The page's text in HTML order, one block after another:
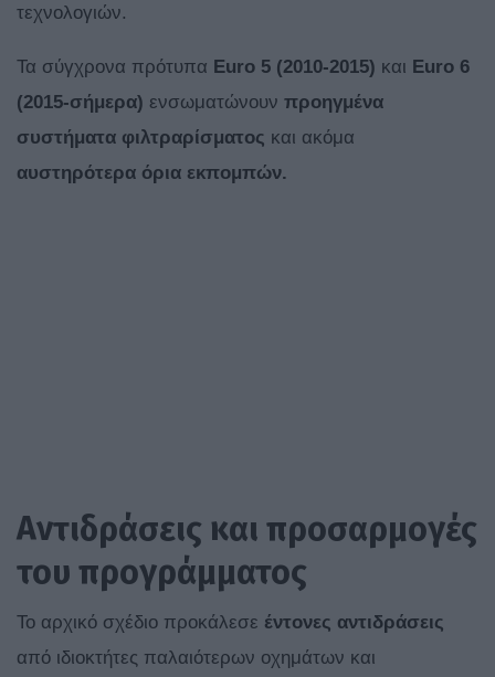
τεχνολογιών.
Τα σύγχρονα πρότυπα Euro 5 (2010-2015) και Euro 6
(2015-σήμερα) ενσωματώνουν προηγμένα
συστήματα φιλτραρίσματος και ακόμα
αυστηρότερα όρια εκπομπών.
Αντιδράσεις και προσαρμογές
του προγράμματος
Το αρχικό σχέδιο προκάλεσε έντονες αντιδράσεις
από ιδιοκτήτες παλαιότερων οχημάτων και